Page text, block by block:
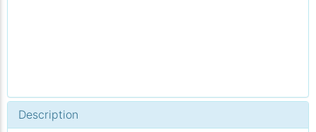
Description